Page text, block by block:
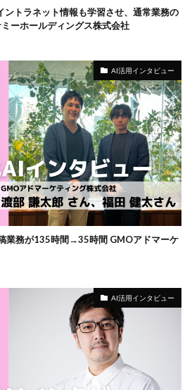
ントラネット情報も学習させ、通常業務の
ーホールディングス株式会社
AI活用インタビュー
業務が135時間→35時間 GMOアドマーケ
AI活用インタビュー